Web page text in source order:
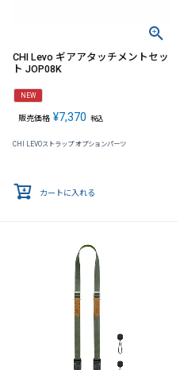
CHI Levo ギアアタッチメントセッ
ト JOP08K
NEW
販売価格 ¥7,370 税込
CHI LEVOストラップ オプションパーツ
カートに入れる